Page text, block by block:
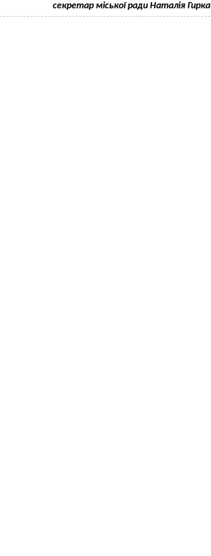
секретар міської ради Наталія Гирка